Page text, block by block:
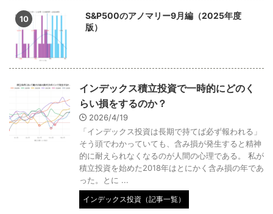
S&P500のアノマリー9月編（2025年度
版）
インデックス積立投資で一時的にどのく
らい損をするのか？
2026/4/19
「インデックス投資は長期で持てば必ず報われる」
そう頭でわかっていても、含み損が発生すると精神
的に耐えられなくなるのが人間の心理である。 私が
積立投資を始めた2018年はとにかく含み損の年であ
った。とに ...
インデックス投資（記事一覧）